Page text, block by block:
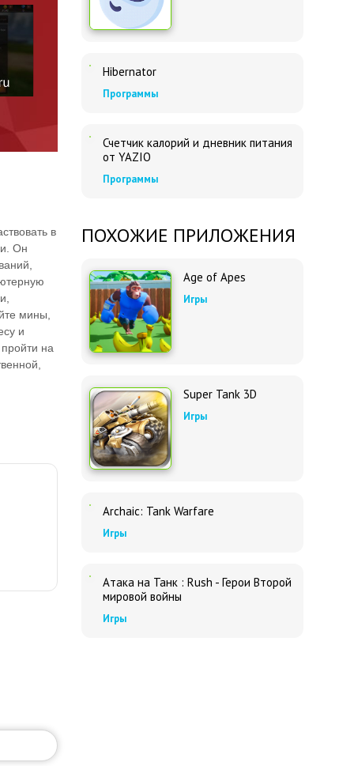
в
Он
мины,
и
на
Hibernator
Программы
Счетчик калорий и дневник питания
от YAZIO
Программы
ПОХОЖИЕ ПРИЛОЖЕНИЯ
Age of Apes
Игры
Super Tank 3D
Игры
Archaic: Tank Warfare
Игры
Атака на Танк : Rush - Герои Второй
мировой войны
Игры